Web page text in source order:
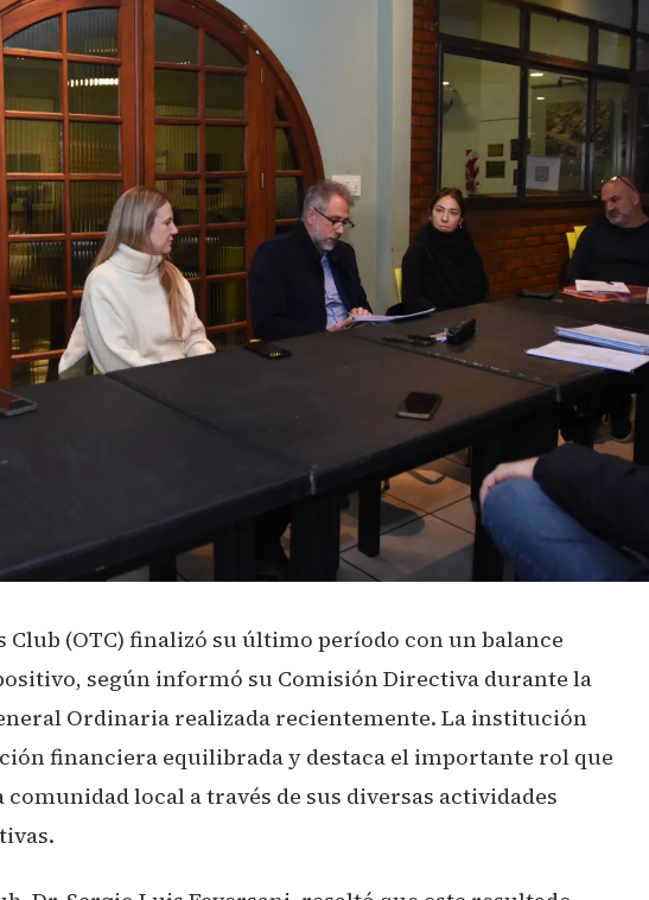
Club (OTC) finalizó su último período con un balance
según informó su Comisión Directiva durante la
Ordinaria realizada recientemente. La institución
financiera equilibrada y destaca el importante rol que
local a través de sus diversas actividades